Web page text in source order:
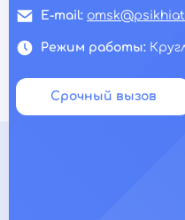
E-mail:
Режим работы:
Срочный вызов